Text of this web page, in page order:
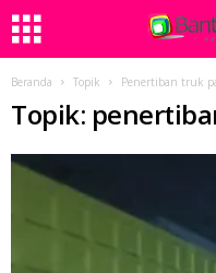
Beranda Topik Penertiban truk
Topik: